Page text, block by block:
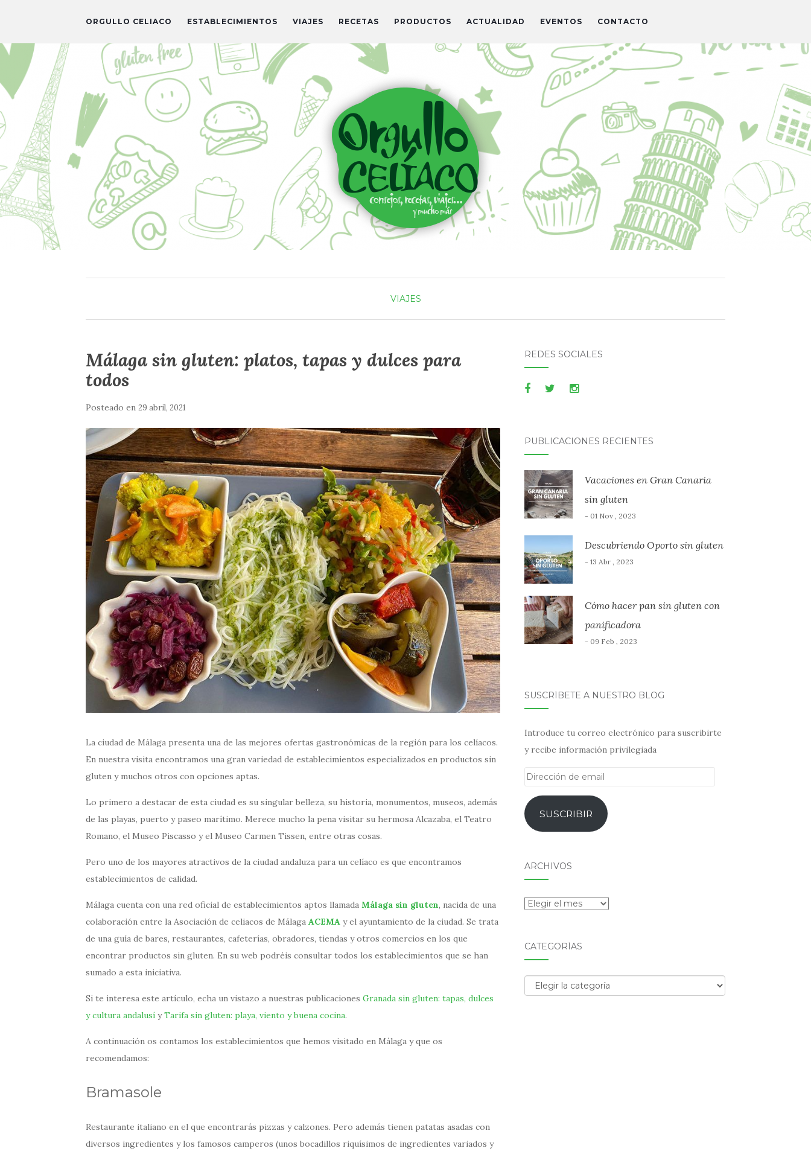
ORGULLO CELIACO ESTABLECIMIENTOS VIAJES RECETAS PRODUCTOS ACTUALIDAD EVENTOS CONTACTO
VIAJES
Málaga sin gluten: platos, tapas y dulces para
todos
Posteado en 29 abril, 2021
La ciudad de Málaga presenta una de las mejores ofertas gastronómicas de la región para los celíacos.
En nuestra visita encontramos una gran variedad de establecimientos especializados en productos sin
gluten y muchos otros con opciones aptas.
Lo primero a destacar de esta ciudad es su singular belleza, su historia, monumentos, museos, además
de las playas, puerto y paseo marítimo. Merece mucho la pena visitar su hermosa Alcazaba, el Teatro
Romano, el Museo Piscasso y el Museo Carmen Tissen, entre otras cosas.
Pero uno de los mayores atractivos de la ciudad andaluza para un celíaco es que encontramos
establecimientos de calidad.
Málaga cuenta con una red oficial de establecimientos aptos llamada Málaga sin gluten, nacida de una
colaboración entre la Asociación de celiacos de Málaga ACEMA y el ayuntamiento de la ciudad. Se trata
de una guía de bares, restaurantes, cafeterías, obradores, tiendas y otros comercios en los que
encontrar productos sin gluten. En su web podréis consultar todos los establecimientos que se han
sumado a esta iniciativa.
Si te interesa este artículo, echa un vistazo a nuestras publicaciones Granada sin gluten: tapas, dulces
y cultura andalusí yTarifa sin gluten: playa, viento y buena cocina.
A continuación os contamos los establecimientos que hemos visitado en Málaga y que os
recomendamos:
Bramasole
Restaurante italiano en el que encontrarás pizzas y calzones. Pero además tienen patatas asadas con
diversos ingredientes y los famosos camperos (unos bocadillos riquísimos de ingredientes variados y
REDES SOCIALES
PUBLICACIONES RECIENTES
Vacaciones en Gran Canaria
sin gluten
- 01 Nov , 2023
Descubriendo Oporto sin gluten
- 13 Abr , 2023
Cómo hacer pan sin gluten con
panificadora
- 09 Feb , 2023
SUSCRÍBETE A NUESTRO BLOG
Introduce tu correo electrónico para suscribirte
y recibe información privilegiada
Dirección
emailSUSCRIBIR
ARCHIVOS
Archivos
CATEGORÍAS
Categorías